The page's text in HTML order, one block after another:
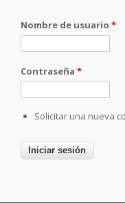
Nombre de usuario *
Contraseña *
Solicitar una nueva